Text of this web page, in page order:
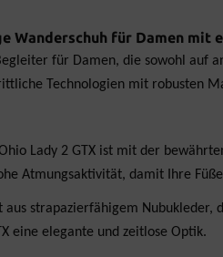
Wanderschuh für Damen mit
für Damen, die sowohl auf
Technologien mit robusten
Lady 2 GTX ist mit der
Atmungsaktivität, damit Ihre
aus strapazierfähigem
eine elegante und zeitlose Optik.